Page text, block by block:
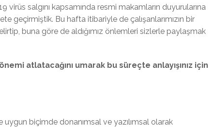
salgını kapsamında resmi makamların duyurularına
geçirmiştik. Bu hafta itibariyle de çalışanlarımızın bir
buna göre de aldığımız önlemleri sizlerle paylaşmak
atlatacağını umarak bu süreçte anlayışınız için
uygun biçimde donanımsal ve yazılımsal olarak